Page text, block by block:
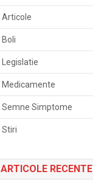
Articole
Boli
Legislatie
Medicamente
Semne Simptome
Stiri
ARTICOLE RECENTE